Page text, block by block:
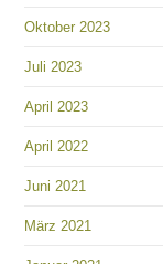
Oktober 2023
Juli 2023
April 2023
April 2022
Juni 2021
März 2021